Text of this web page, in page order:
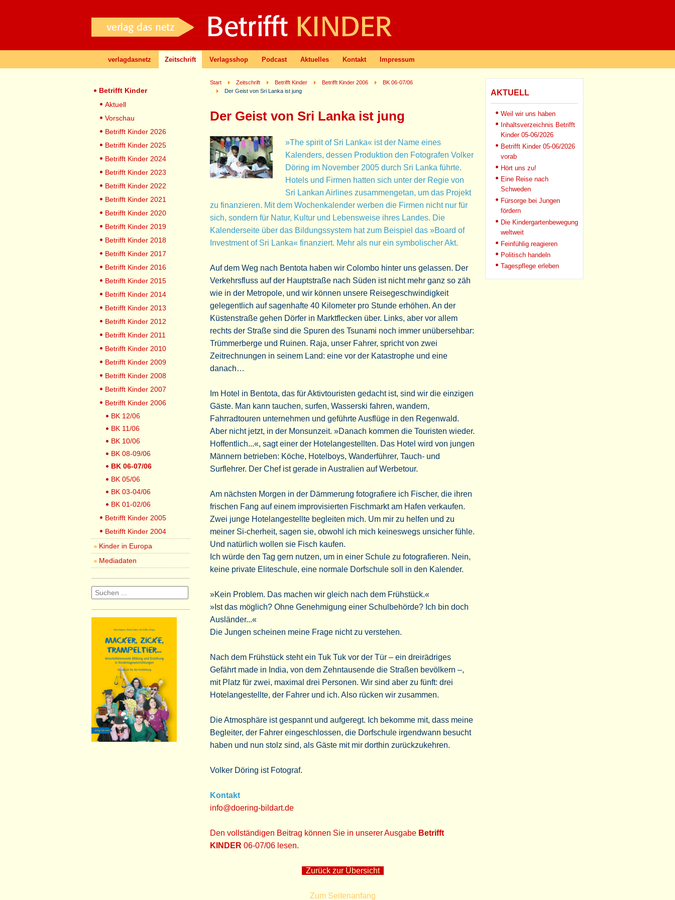
verlagdasnetz Zeitschrift Verlagsshop Podcast Aktuelles Kontakt Impressum
Start Zeitschrift Betrifft Kinder Betrifft Kinder 2006
BK 06-07/06
Der Geist von Sri Lanka ist jung
Der Geist von Sri Lanka ist jung
»The spirit of Sri Lanka« ist der Name eines
Kalenders, dessen Produktion den Fotografen Volker
Döring im November 2005 durch Sri Lanka führte.
Hotels und Firmen hatten sich unter der Regie von
Sri Lankan Airlines zusammengetan, um das Projekt
zu finanzieren. Mit dem Wochenkalender werben die Firmen nicht nur für
sich, sondern für Natur, Kultur und Lebensweise ihres Landes. Die
Kalenderseite über das Bildungssystem hat zum Beispiel das »Board of
Investment of Sri Lanka« finanziert. Mehr als nur ein symbolischer Akt.
Auf dem Weg nach Bentota haben wir Colombo hinter uns gelassen. Der
Verkehrsfluss auf der Hauptstraße nach Süden ist nicht mehr ganz so zäh
wie in der Metropole, und wir können unsere Reisegeschwindigkeit
gelegentlich auf sagenhafte 40 Kilometer pro Stunde erhöhen. An der
Küstenstraße gehen Dörfer in Marktflecken über. Links, aber vor allem
rechts der Straße sind die Spuren des Tsunami noch immer unübersehbar:
Trümmerberge und Ruinen. Raja, unser Fahrer, spricht von zwei
Zeitrechnungen in seinem Land: eine vor der Katastrophe und eine
danach…
Im Hotel in Bentota, das für Aktivtouristen gedacht ist, sind wir die einzigen
Gäste. Man kann tauchen, surfen, Wasserski fahren, wandern,
Fahrradtouren unternehmen und geführte Ausflüge in den Regenwald.
Aber nicht jetzt, in der Monsunzeit. »Danach kommen die Touristen wieder.
Hoffentlich...«, sagt einer der Hotelangestellten. Das Hotel wird von jungen
Männern betrieben: Köche, Hotelboys, Wanderführer, Tauch- und
Surflehrer. Der Chef ist gerade in Australien auf Werbetour.
Am nächsten Morgen in der Dämmerung fotografiere ich Fischer, die ihren
frischen Fang auf einem improvisierten Fischmarkt am Hafen verkaufen.
Zwei junge Hotelangestellte begleiten mich. Um mir zu helfen und zu
meiner Si-cherheit, sagen sie, obwohl ich mich keineswegs unsicher fühle.
Und natürlich wollen sie Fisch kaufen.
Ich würde den Tag gern nutzen, um in einer Schule zu fotografieren. Nein,
keine private Eliteschule, eine normale Dorfschule soll in den Kalender.
»Kein Problem. Das machen wir gleich nach dem Frühstück.«
»Ist das möglich? Ohne Genehmigung einer Schulbehörde? Ich bin doch
Ausländer...«
Die Jungen scheinen meine Frage nicht zu verstehen.
Nach dem Frühstück steht ein Tuk Tuk vor der Tür – ein dreirädriges
Gefährt made in India, von dem Zehntausende die Straßen bevölkern –,
mit Platz für zwei, maximal drei Personen. Wir sind aber zu fünft: drei
Hotelangestellte, der Fahrer und ich. Also rücken wir zusammen.
Die Atmosphäre ist gespannt und aufgeregt. Ich bekomme mit, dass meine
Begleiter, der Fahrer eingeschlossen, die Dorfschule irgendwann besucht
haben und nun stolz sind, als Gäste mit mir dorthin zurückzukehren.
Volker Döring ist Fotograf.
Kontakt
info@doering-bildart.de
Den vollständigen Beitrag können Sie in unserer Ausgabe Betrifft
KINDER 06-07/06 lesen.
Zurück zur Übersicht
Zum Seitenanfang
Betrifft Kinder
Aktuell
Vorschau
Betrifft Kinder 2026
Betrifft Kinder 2025
Betrifft Kinder 2024
Betrifft Kinder 2023
Betrifft Kinder 2022
Betrifft Kinder 2021
Betrifft Kinder 2020
Betrifft Kinder 2019
Betrifft Kinder 2018
Betrifft Kinder 2017
Betrifft Kinder 2016
Betrifft Kinder 2015
Betrifft Kinder 2014
Betrifft Kinder 2013
Betrifft Kinder 2012
Betrifft Kinder 2011
Betrifft Kinder 2010
Betrifft Kinder 2009
Betrifft Kinder 2008
Betrifft Kinder 2007
Betrifft Kinder 2006
BK 12/06
BK 11/06
BK 10/06
BK 08-09/06
BK 06-07/06
BK 05/06
BK 03-04/06
BK 01-02/06
Betrifft Kinder 2005
Betrifft Kinder 2004
Kinder in Europa
Mediadaten
AKTUELL
Weil wir uns haben
Inhaltsverzeichnis Betrifft
Kinder 05-06/2026
Betrifft Kinder 05-06/2026
vorab
Hört uns zu!
Eine Reise nach
Schweden
Fürsorge bei Jungen
fördern
Die Kindergartenbewegung
weltweit
Feinfühlig reagieren
Politisch handeln
Tagespflege erleben